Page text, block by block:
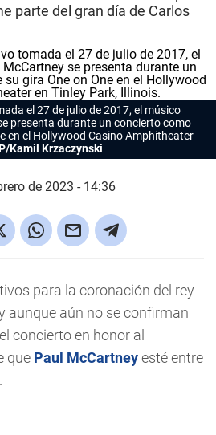
parte del gran día de Carlos
el 27 de julio de 2017, el músico
presenta durante un concierto como
en el Hollywood Casino Amphitheater
Kamil Krzaczynski
de 2023 - 14:36
para la coronación del rey
aunque aún no se confirman
concierto en honor al
que Paul McCartneyesté entre